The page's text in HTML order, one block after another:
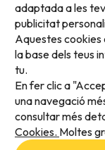
Acceptem
adaptada a les
publicitat
Aquestes cookies
la base dels teus
tu.
En fer clic a
una navegació
consultar més
Cookies. Moltes